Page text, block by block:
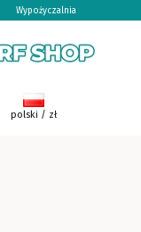
Wypożyczalnia
w koszyku: 0.
polski / zł